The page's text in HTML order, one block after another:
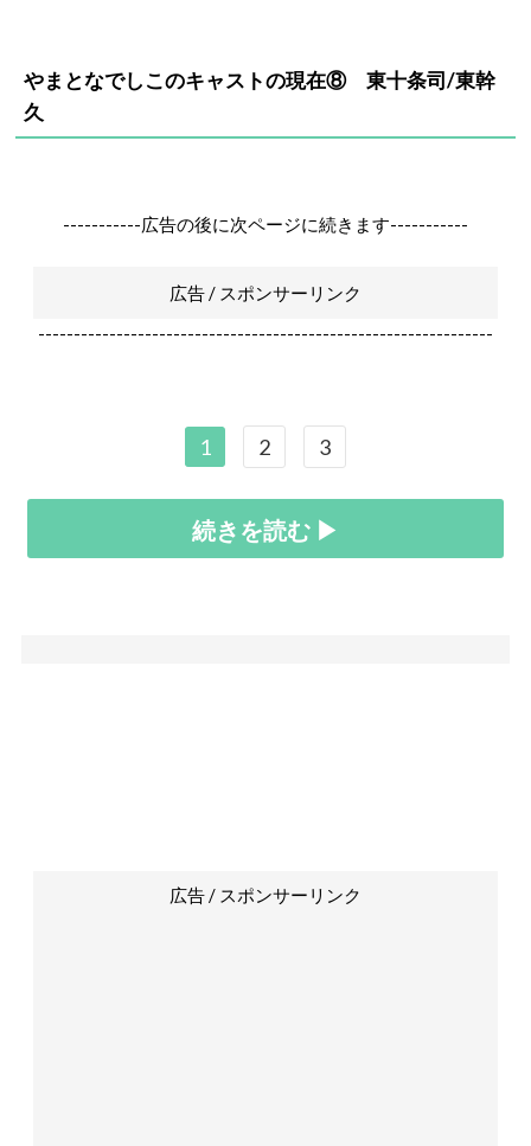
やまとなでしこのキャストの現在⑧ 東十条司/東幹
久
-----------広告の後に次ページに続きます-----------
広告 / スポンサーリンク
----------------------------------------------------------------
1 2 3
続きを読む ▶
広告 / スポンサーリンク